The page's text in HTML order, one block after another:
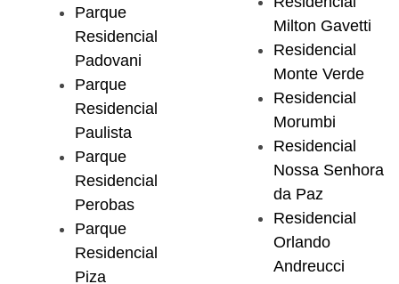
Parque
Residencial
Padovani
Parque
Residencial
Paulista
Parque
Residencial
Perobas
Parque
Residencial
Piza
Milton Gavetti
Residencial
Monte Verde
Residencial
Morumbi
Residencial
Nossa Senhora
da Paz
Residencial
Orlando
Andreucci